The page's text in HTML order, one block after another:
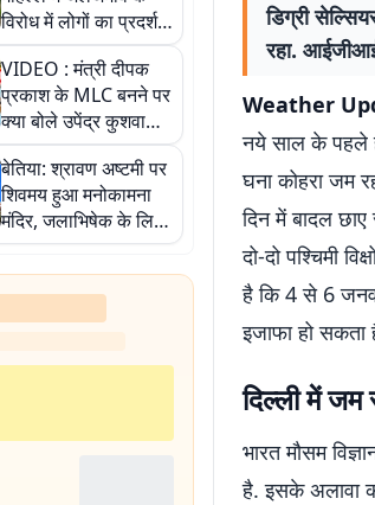
विरोध में लोगों का प्रदर्शन,
स्थायी समाधान की मांग
VIDEO : मंत्री दीपक
प्रकाश के MLC बनने पर
क्या बोले उपेंद्र कुशवाहा,
सुनिए
बेतिया: श्रावण अष्टमी पर
शिवमय हुआ मनोकामना
मंदिर, जलाभिषेक के लिए
लगी लंबी कतारें
डिग्री
रहा. आईजीआई
Weather
नये साल के पहले
घना कोहरा जम
दिन में बादल छाए
दो-दो पश्चिमी
है कि 4 से 6
इजाफा हो सकता
दिल्ली में जम
भारत मौसम
है. इसके अलावा